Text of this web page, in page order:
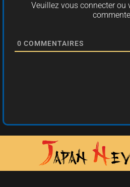
Veuillez vous connecter ou
0 COMMENTAIRES